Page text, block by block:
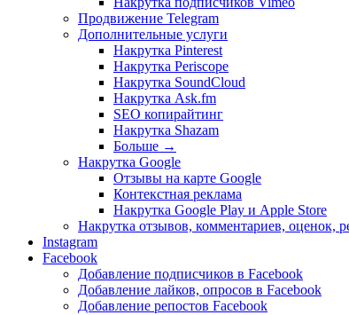
Продвижение Telegram
Дополнительные услуги
Накрутка Pinterest
Накрутка Periscope
Накрутка SoundCloud
Накрутка Ask.fm
SEO копирайтинг
Накрутка Shazam
Больше →
Накрутка Google
Отзывы на карте Google
Контекстная реклама
Накрутка Google Play и Apple Store
Накрутка отзывов, комментариев, оценок,
Instagram
Facebook
Добавление подписчиков в Facebook
Добавление лайков, опросов в Facebook
Добавление репостов Facebook